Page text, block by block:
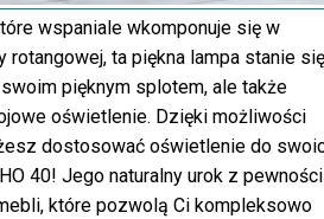
wspaniale wkomponuje się w
rotangowej, ta piękna lampa stanie się
pięknym splotem, ale także
oświetlenie. Dzięki możliwości
dostosować oświetlenie do
40! Jego naturalny urok z
które pozwolą Ci kompleksowo